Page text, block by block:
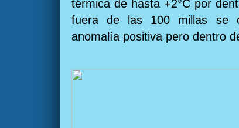
térmica de hasta +2°C por
fuera de las 100 millas se
anomalía positiva pero dentro